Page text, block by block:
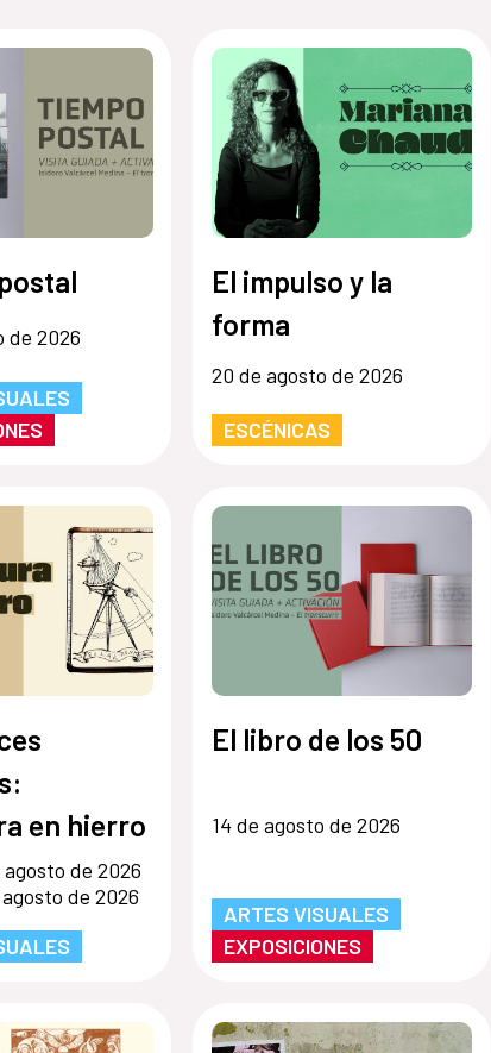
de 2026
El impulso y la
forma
20 de agosto de 2026
ESCÉNICAS
en hierro
agosto de 2026
de 2026
El libro de los 50
14 de agosto de 2026
ARTES VISUALES
EXPOSICIONES